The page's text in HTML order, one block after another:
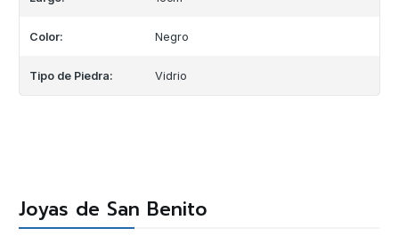
Color: Negro
Tipo de Piedra: Vidrio
Joyas de San Benito